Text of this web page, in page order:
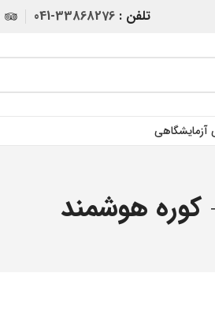
تلفن : 33868276-041
آزمایشگاهی
کوره هوشمند